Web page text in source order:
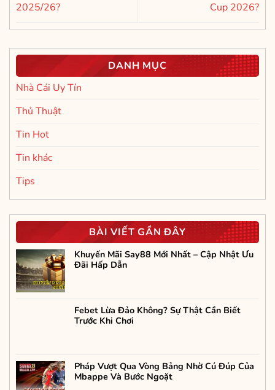
2025/26?
Cup 2026?
DANH MỤC
Nhà Cái Uy Tín
Thủ Thuật
Tin Hot
Tin khác
Tips
BÀI VIẾT GẦN ĐÂY
Khuyến Mãi Say88 Mới Nhất – Cập Nhật Ưu
Đãi Hấp Dẫn
Febet Lừa Đảo Không? Sự Thật Cần Biết
Trước Khi Chơi
Pháp Vượt Qua Vòng Bảng Nhờ Cú Đúp Của
Mbappe Và Bước Ngoặt